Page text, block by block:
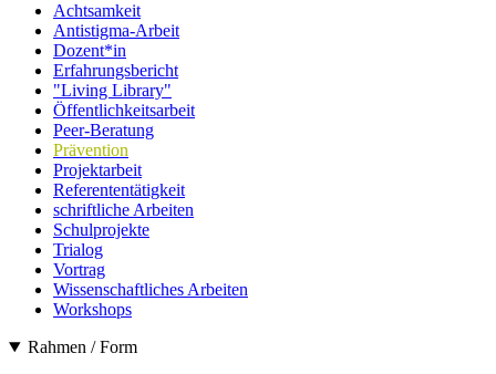
Achtsamkeit
Antistigma-Arbeit
Dozent*in
Erfahrungsbericht
"Living Library"
Öffentlichkeitsarbeit
Peer-Beratung
Prävention
Projektarbeit
Referententätigkeit
schriftliche Arbeiten
Schulprojekte
Trialog
Vortrag
Wissenschaftliches Arbeiten
Workshops
Rahmen / Form